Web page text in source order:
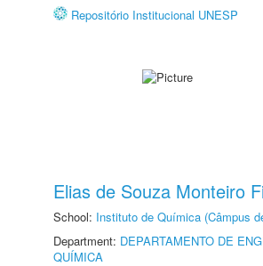
Repositório Institucional UNESP
Elias de Souza Monteiro
School: Instituto de Química (Câmpus
Department: DEPARTAMENTO DE
QUÍMICA